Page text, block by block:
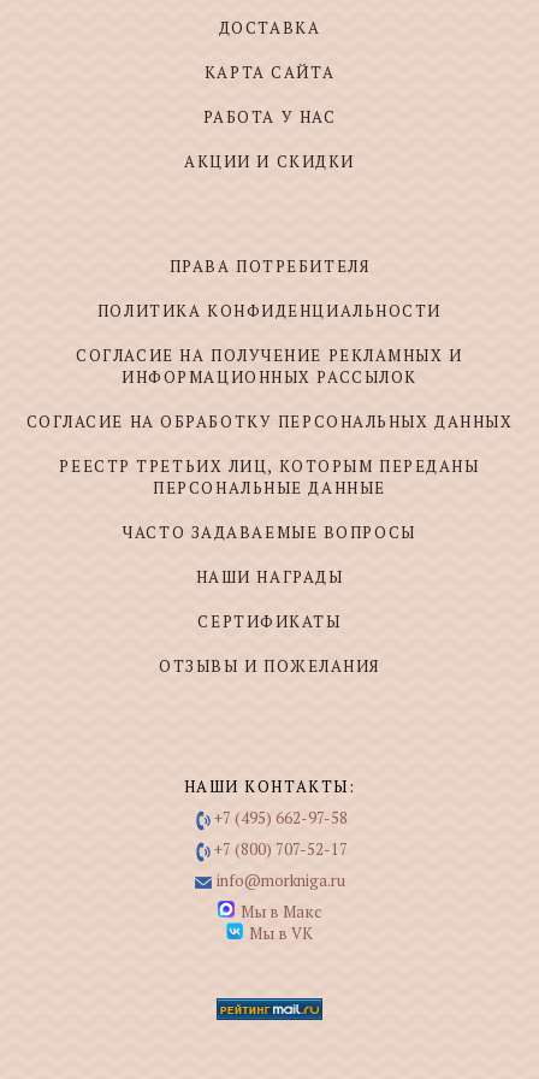
ДОСТАВКА
КАРТА САЙТА
РАБОТА У НАС
АКЦИИ И СКИДКИ
ПРАВА ПОТРЕБИТЕЛЯ
ПОЛИТИКА КОНФИДЕНЦИАЛЬНОСТИ
СОГЛАСИЕ НА ПОЛУЧЕНИЕ РЕКЛАМНЫХ И
ИНФОРМАЦИОННЫХ РАССЫЛОК
СОГЛАСИЕ НА ОБРАБОТКУ ПЕРСОНАЛЬНЫХ ДАННЫХ
РЕЕСТР ТРЕТЬИХ ЛИЦ, КОТОРЫМ ПЕРЕДАНЫ
ПЕРСОНАЛЬНЫЕ ДАННЫЕ
ЧАСТО ЗАДАВАЕМЫЕ ВОПРОСЫ
НАШИ НАГРАДЫ
СЕРТИФИКАТЫ
ОТЗЫВЫ И ПОЖЕЛАНИЯ
НАШИ КОНТАКТЫ:
+7 (495) 662-97-58
+7 (800) 707-52-17
info@morkniga.ru
Мы в Макс
Мы в VK